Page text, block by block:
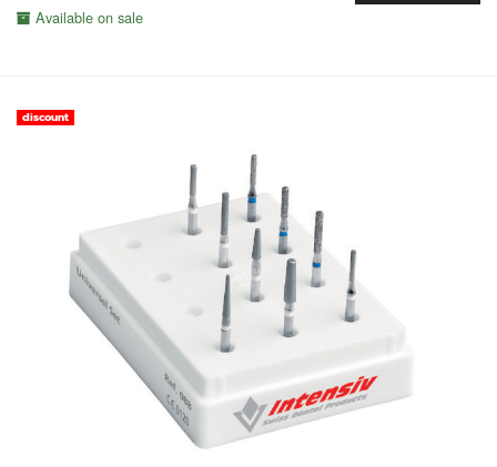
Available on sale
discount